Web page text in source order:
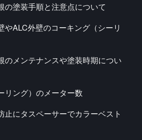
の塗装手順と注意点について
やALC外壁のコーキング（シーリ
のメンテナンスや塗装時期につい
リング）のメーター数
止にタスペーサーでカラーベスト